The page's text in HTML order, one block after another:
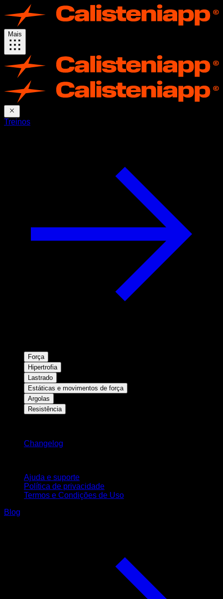
Mais
Treinos
Força
Hipertrofia
Lastrado
Estáticas e movimentos de força
Argolas
Resistência
Changelog
Ajuda e suporte
Política de privacidade
Termos e Condições de Uso
Blog